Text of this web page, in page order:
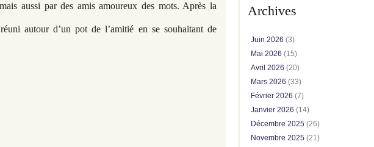
aussi par des amis amoureux des mots. Après la
autour d’un pot de l’amitié en se souhaitant de
Archives
Juin 2026 (3)
Mai 2026 (15)
Avril 2026 (20)
Mars 2026 (33)
Février 2026 (7)
Janvier 2026 (14)
Décembre 2025 (26)
Novembre 2025 (21)